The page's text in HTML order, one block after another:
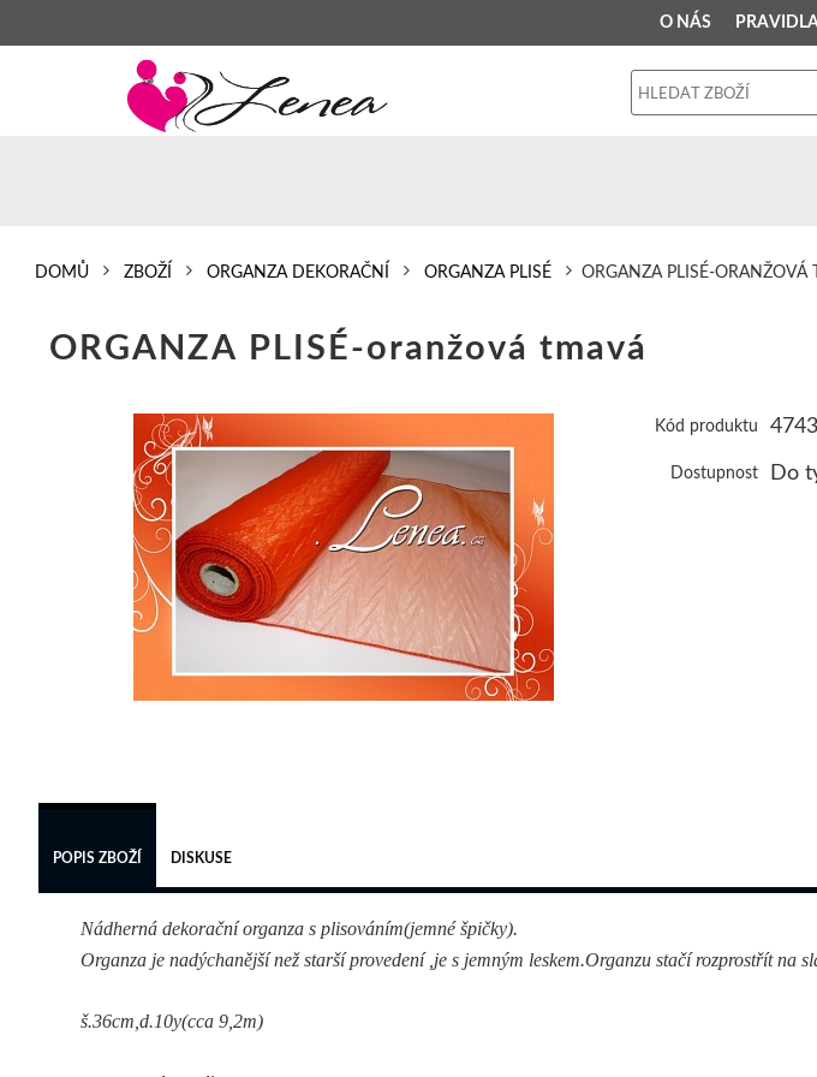
O NÁS
PRAVIDLA
DOMŮ ZBOŽÍ ORGANZA DEKORAČNÍ ORGANZA PLISÉ ORGANZA PLISÉ-ORANŽOVÁ
ORGANZA PLISÉ-oranžová tmavá
Kód produktu 4743
Dostupnost Do
POPIS ZBOŽÍ DISKUSE
Nádherná dekorační organza s plisováním(jemné špičky).
Organza je nadýchanější než starší provedení ,je s jemným leskem.Organzu stačí rozprostřít na
š.36cm,d.10y(cca 9,2m)